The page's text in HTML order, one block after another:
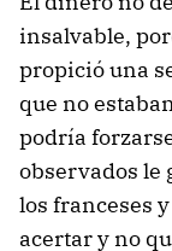
insalvable,
propició una
que no
podría
observados le
los franceses
acertar y no